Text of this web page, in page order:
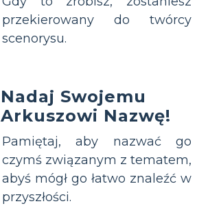
przekierowany do twórcy
scenorysu.
Nadaj Swojemu
Arkuszowi Nazwę!
Pamiętaj, aby nazwać go
czymś związanym z tematem,
abyś mógł go łatwo znaleźć w
przyszłości.